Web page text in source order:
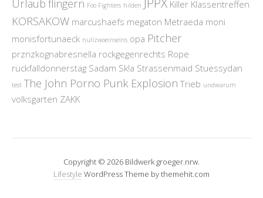
Urlaub flingern Foo Fighters hilden Killer Klassentreffen
KORSAKOW marcushaefs megaton Metraeda moni
monisfortunaeck nullzwoeinseins opa Pitcher
prznzkognabresnella rockgegenrechts Rope
rückfalldonnerstag Sadam Sk!a Strassenmaid Stuessydan
test The John Porno Punk Explosion Trieb undwarum
volksgarten ZAKK
Copyright © 2026 Bildwerk groeger.nrw.
Lifestyle WordPress Theme by themehit.com